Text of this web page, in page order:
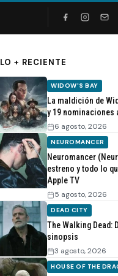
LO + RECIENTE
WIDOW'S BAY
La maldición de
y 19 nominaciones
6 agosto, 2026
NEUROMANCER
Neuromancer
estreno y todo lo
Apple TV
5 agosto, 2026
DEAD CITY
The Walking Dead:
sinopsis
3 agosto, 2026
HOUSE OF THE